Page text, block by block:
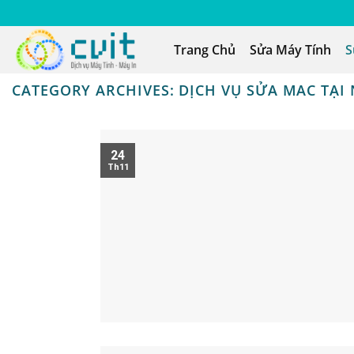
Trang Chủ Sửa Máy Tính
CATEGORY ARCHIVES: DỊCH VỤ SỬA MAC TẠI
24
Th11